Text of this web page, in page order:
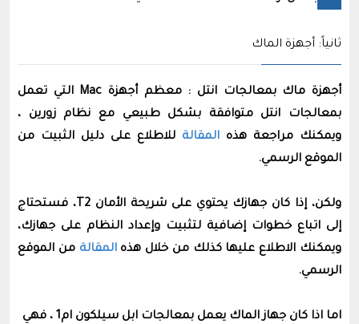
ثانياً: أجهزة الماك
أجهزة ماك بمعالجات انتل : معظم أجهزة Mac التي تعمل
بمعالجات انتل متوافقة بشكل طبيعي مع نظام زورين ،
ويمكنك مراجعة هذه المقالة للاطلاع على دليل الثبيت من
الموقع الرسمي.
ولكن، إذا كان جهازك يحتوي على شريحة الأمان T2، فستحتاج
إلى اتباع خطوات إضافية لتثبيت وإعداد النظام على جهازك،
ويمكنك اﻻطلاع عليها كذلك من خلال هذهالمقالة من الموقع
الرسمي.
اما اذا كان جهاز الماك يعمل بمعالجات ابل سيلكون ام1 ، فهي